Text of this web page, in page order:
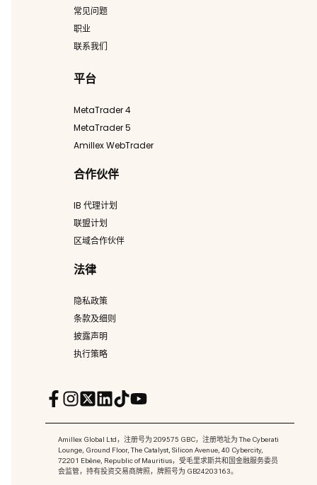
常见问题
职业
联系我们
平台
MetaTrader 4
MetaTrader 5
Amillex WebTrader
合作伙伴
IB 代理计划
联盟计划
区域合作伙伴
法律
隐私政策
条款及细则
披露声明
执行策略
Amillex Global Ltd，注册号为 209575 GBC，注册地址为 The Cyberati
Lounge, Ground Floor, The Catalyst, Silicon Avenue, 40 Cybercity,
72201 Ebène, Republic of Mauritius，受毛里求斯共和国金融服务委员
会监管，持有投资交易商牌照，牌照号为 GB24203163。